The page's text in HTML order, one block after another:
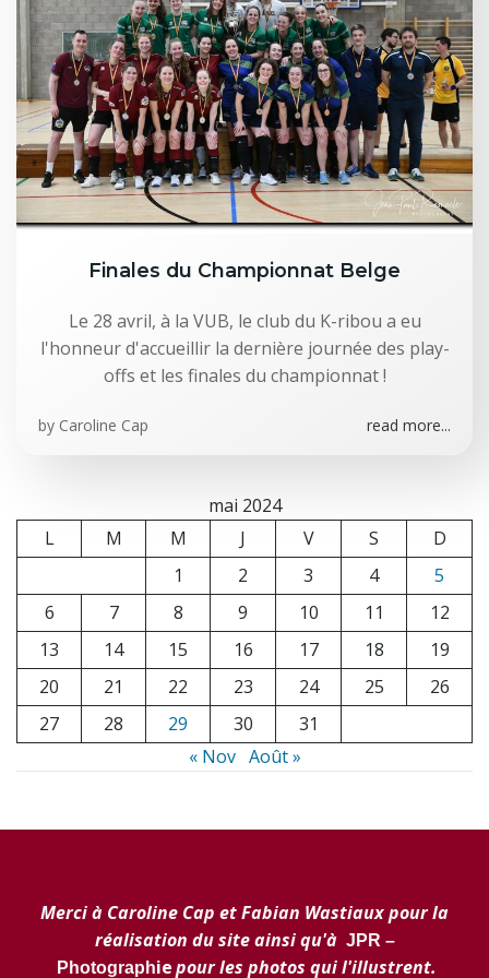
Finales du Championnat Belge
Le 28 avril, à la VUB, le club du K-ribou a eu
l'honneur d'accueillir la dernière journée des play-
offs et les finales du championnat !
by Caroline Cap read more...
mai 2024
L
M M J V S
D
1
2 3 4
5
6
7 8 9 10 11
12
13
14 15 16 17 18
19
20
21 22 23 24 25
26
27
28 29 30
31
« Nov Août »
Merci à Caroline Cap et Fabian Wastiaux pour la
réalisation du site ainsi qu'à JPR –
Photographiepour les photos qui l'illustrent.